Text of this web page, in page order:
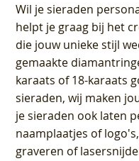
Wil je sieraden
helpt je graag bij het
die jouw unieke stijl
gemaakte
karaats of 18-karaats
sieraden, wij maken
je sieraden ook laten
naamplaatjes of
graveren of